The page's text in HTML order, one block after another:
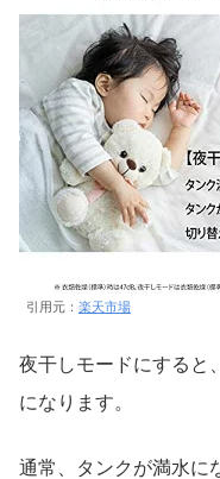
引用元： 楽天市場
夜干しモードにすると
になります。
通常、タンクが満水に